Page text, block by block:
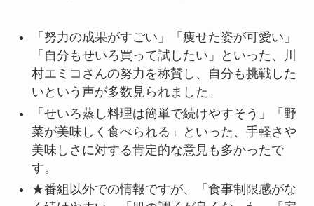
「努力の成果がすごい」「痩せた姿が可愛い」
「自分もせいろ買って試したい」といった、川
村エミコさんの努力を称賛し、自分も挑戦した
いという声が多数見られました。
「せいろ蒸し料理は簡単で続けやすそう」「野
菜が美味しく食べられる」といった、手軽さや
美味しさに対する肯定的な意見も多かったで
す。
★番組以外での情報ですが、「食事制限感がな